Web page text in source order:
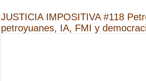
JUSTICIA IMPOSITIVA #118
petroyuanes, IA, FMI y